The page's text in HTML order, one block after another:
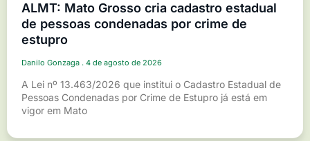
ALMT: Mato Grosso cria cadastro estadual
de pessoas condenadas por crime de
estupro
Danilo Gonzaga 4 de agosto de 2026
A Lei nº 13.463/2026 que institui o Cadastro Estadual de
Pessoas Condenadas por Crime de Estupro já está em
vigor em Mato